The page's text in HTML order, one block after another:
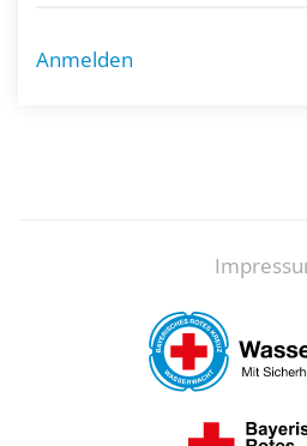
Anmelden